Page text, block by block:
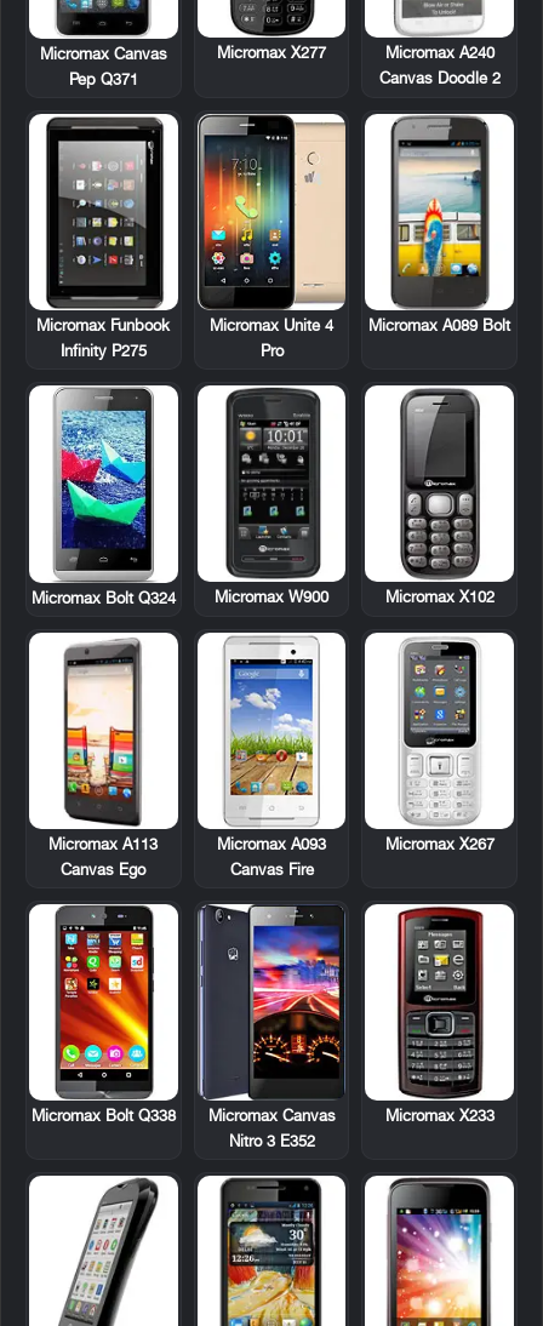
Micromax A240
Canvas Doodle 2
Micromax X277
Micromax Canvas
Pep Q371
Micromax A089 Bolt
Micromax Unite 4
Pro
Micromax Funbook
Infinity P275
Micromax X102
Micromax W900
Micromax Bolt Q324
Micromax X267
Micromax A093
Canvas Fire
Micromax A113
Canvas Ego
Micromax X233
Micromax Canvas
Nitro 3 E352
Micromax Bolt Q338